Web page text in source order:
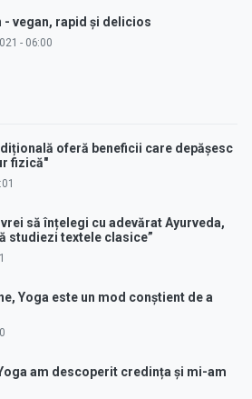
- vegan, rapid și delicios
- 06:00
oferă beneficii care depășesc
fizică"
să înțelegi cu adevărat Ayurveda,
studiezi textele clasice”
Yoga este un mod conștient de a
am descoperit credința și mi-am